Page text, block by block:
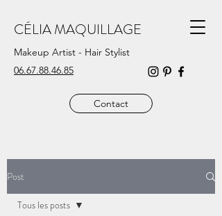
CÉLIA MAQUILLAGE
Makeup Artist - Hair Stylist
06.67.88.46.85
Contact
Post
Tous les posts